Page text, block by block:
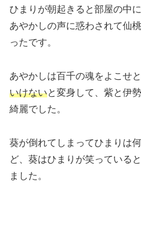
ひまりが朝起きると部屋の中
あやかしの声に惑わされて仙
ったです。
あやかしは百千の魂をよこせ
いけないと変身して、紫と伊
綺麗でした。
葵が倒れてしまってひまりは
ど、葵はひまりが笑っている
ました。